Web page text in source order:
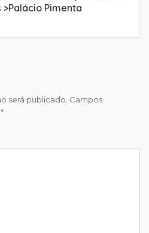
>Palácio Pimenta
será publicado. Campos
*